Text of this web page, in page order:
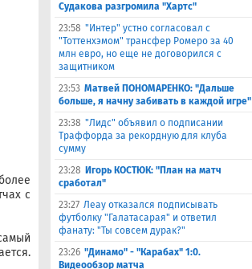
с
Судакова разгромила "Хартс"
23:58 "Интер" устно согласовал с
"Тоттенхэмом" трансфер Ромеро за 40
млн евро, но еще не договорился с
защитником
23:53 Матвей ПОНОМАРЕНКО: "Дальше
больше, я начну забивать в каждой игре"
23:38 "Лидс" объявил о подписании
Траффорда за рекордную для клуба
сумму
23:28 Игорь КОСТЮК: "План на матч
сработал"
23:27 Леау отказался подписывать
футболку "Галатасарая" и ответил
фанату: "Ты совсем дурак?"
23:26 "Динамо" - "Карабах" 1:0.
Видеообзор матча